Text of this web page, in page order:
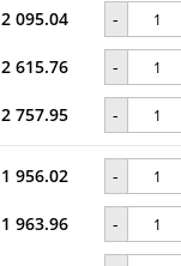
2 095.04 -
2 615.76 -
2 757.95 -
1 956.02 -
1 963.96 -